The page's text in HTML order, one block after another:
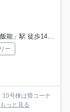
能」駅 徒歩14分
ー
もっと見る